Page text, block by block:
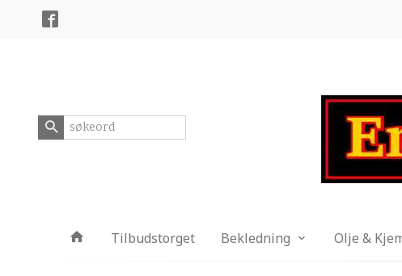
ProdukterTilbudstorget Bekledning Olje &